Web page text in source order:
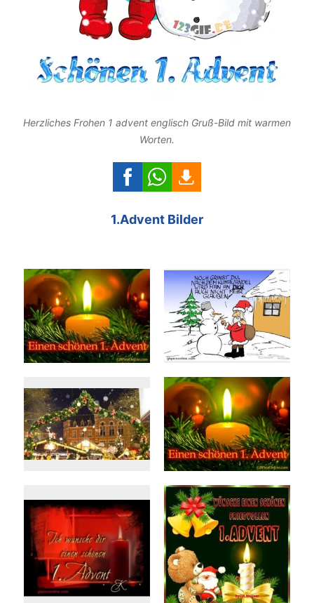
Herzliches Frohen 1 advent englisch Gruß-Bild mit warmen
Worten.
1.Advent Bilder